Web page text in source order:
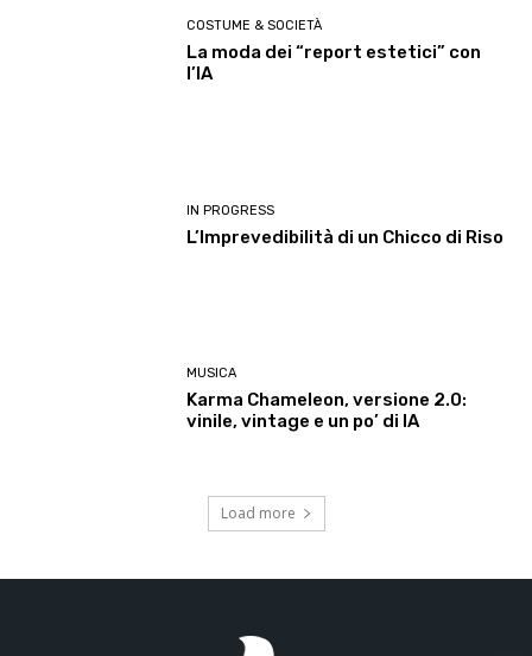
COSTUME & SOCIETÀ
La moda dei “report estetici” con
l’IA
IN PROGRESS
L’Imprevedibilità di un Chicco di Riso
MUSICA
Karma Chameleon, versione 2.0:
vinile, vintage e un po’ di IA
Load more